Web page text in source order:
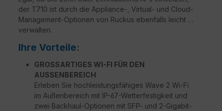
der T710 ist durch die Appliance-, Virtual- und Cloud-
Management-Optionen von Ruckus ebenfalls leicht zu
verwalten.
Ihre Vorteile:
GROSSARTIGES WI-FI FÜR DEN
AUSSENBEREICH
Erleben Sie hochleistungsfähiges Wave 2 Wi-Fi
im Außenbereich mit IP-67-Wetterfestigkeit und
zwei Backhaul-Optionen mit SFP- und 2-Gigabit-